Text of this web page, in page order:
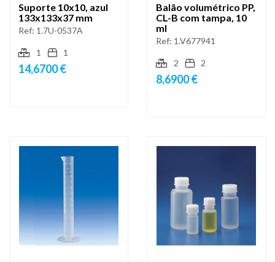
Suporte 10x10, azul
133x133x37 mm
Ref: 1.7U-0537A
1 1
14,6700 €
Balão volumétrico PP,
CL-B com tampa, 10
ml
Ref: 1.V677941
2 2
8,6900 €